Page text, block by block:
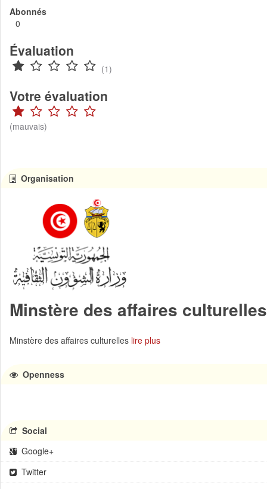
Abonnés
0
Évaluation
(1)
Votre évaluation
(mauvais)
Organisation
Minstère des affaires culturelles
Minstère des affaires culturelles lire plus
Openness
Social
Google+
Twitter